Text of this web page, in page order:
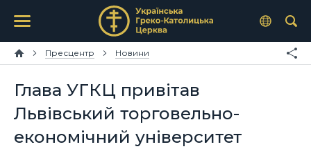
Пресцентр Новини
Глава УГКЦ привітав
Львівський торговельно-
економічний університет